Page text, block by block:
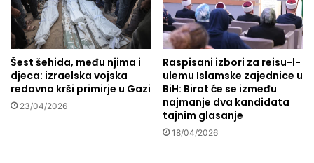
t
e
š
k
o
g
v
r
Šest šehida, među njima i
djeca: izraelska vojska
redovno krši primirje u Gazi
23/04/2026
Raspisani izbori za reisu-l-
ulemu Islamske zajednice u
BiH: Birat će se između
najmanje dva kandidata
tajnim glasanje
18/04/2026